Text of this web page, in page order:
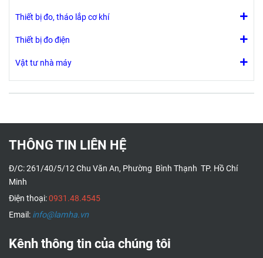
Thiết bị đo, tháo lắp cơ khí
Thiết bị đo điện
Vật tư nhà máy
THÔNG TIN LIÊN HỆ
Đ/C: 261/40/5/12 Chu Văn An, Phường Bình Thạnh TP. Hồ Chí
Minh
Điện thoại:0931.48.4545
Email: info@lamha.vn
Kênh thông tin của chúng tôi